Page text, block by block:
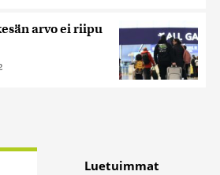
arvo ei riipu
Luetuimmat